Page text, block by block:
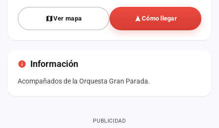
Ver mapa Cómo llegar
Información
Acompañados de la Orquesta Gran Parada.
PUBLICIDAD